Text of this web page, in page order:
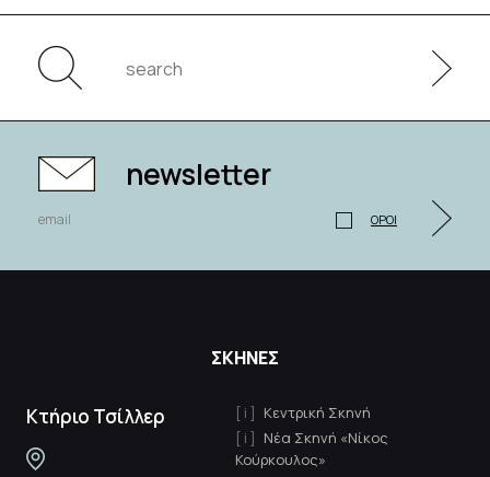
newsletter
ΟΡΟΙ
ΣΚΗΝΕΣ
Κτήριο Τσίλλερ
Κεντρική Σκηνή
Νέα Σκηνή «Νίκος
Κούρκουλος»